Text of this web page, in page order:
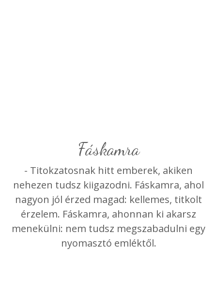
fáskamra
- Titokzatosnak hitt emberek, akiken
nehezen tudsz kiigazodni. Fáskamra, ahol
nagyon jól érzed magad: kellemes, titkolt
érzelem. Fáskamra, ahonnan ki akarsz
menekülni: nem tudsz megszabadulni egy
nyomasztó emléktől.